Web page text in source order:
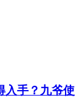
入手？九爷使